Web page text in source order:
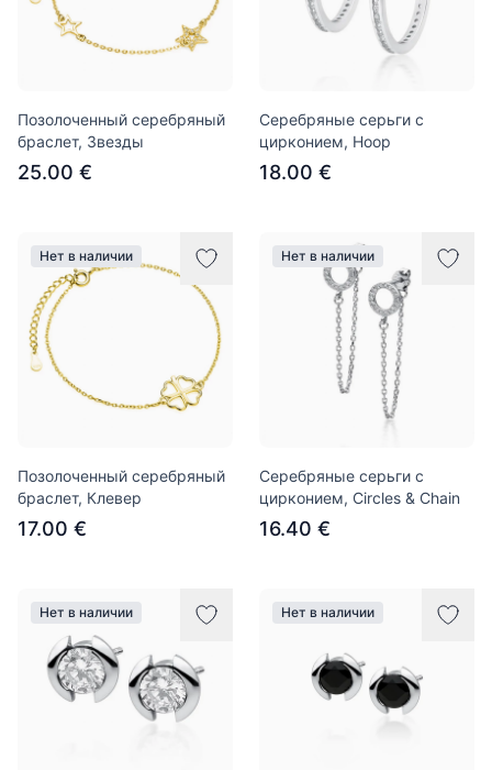
Позолоченный серебряный
браслет, Звезды
25.00 €
Серебряные серьги с
цирконием, Hoop
18.00 €
Нет в наличии
Позолоченный серебряный
браслет, Клевер
17.00 €
Нет в наличии
Серебряные серьги с
цирконием, Circles & Chain
16.40 €
Нет в наличии Нет в наличии